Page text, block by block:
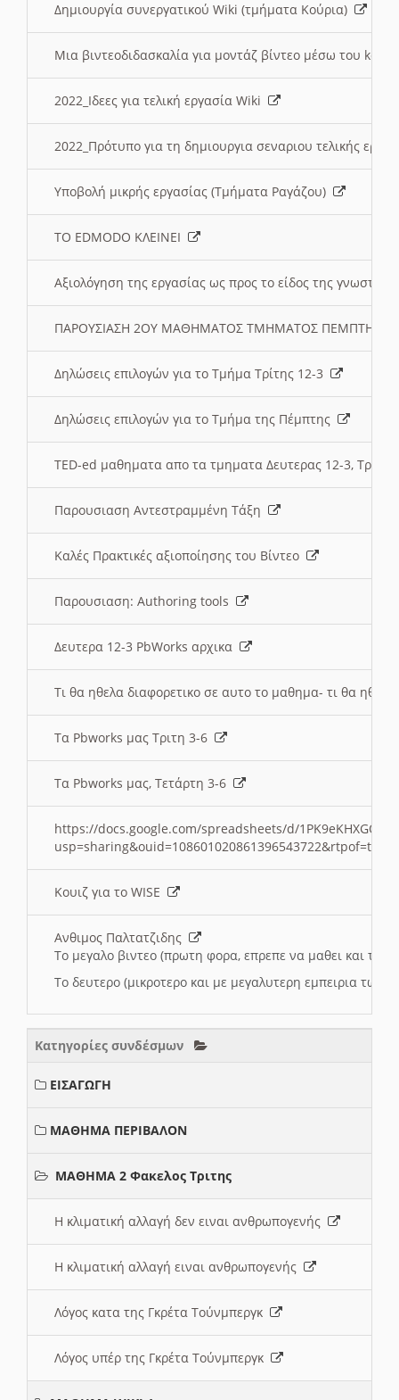
Δημιουργία συνεργατικού Wiki (τμήματα Κούρια)
Μια βιντεοδιδασκαλία για μοντάζ βίντεο μέσω του
2022_Ιδεες για τελική εργασία Wiki
2022_Πρότυπο για τη δημιουργια σεναριου τελικής
Υποβολή μικρής εργασίας (Τμήματα Ραγάζου)
ΤΟ EDMODO ΚΛΕΙΝΕΙ
Αξιολόγηση της εργασίας ως προς το είδος της
ΠΑΡΟΥΣΙΑΣΗ 2ΟΥ ΜΑΘΗΜΑΤΟΣ ΤΜΗΜΑΤΟΣ
Δηλώσεις επιλογών για το Τμήμα Τρίτης 12-3
Δηλώσεις επιλογών για το Τμήμα της Πέμπτης
TED-ed μαθηματα απο τα τμηματα Δευτερας 12-3,
Παρουσιαση Αντεστραμμένη Τάξη
Καλές Πρακτικές αξιοποίησης του Βίντεο
Παρουσιαση: Authoring tools
Δευτερα 12-3 PbWorks αρχικα
Τι θα ηθελα διαφορετικο σε αυτο το μαθημα- τι θα
Τα Pbworks μας Τριτη 3-6
Τα Pbworks μας, Τετάρτη 3-6
https://docs.google.com/spreadsheets/d/
Κουιζ για το WISE
Ανθιμος Παλτατζιδης
Το μεγαλο βιντεο (πρωτη φορα, επρεπε να μαθει και το
Το δευτερο (μικροτερο και με μεγαλυτερη εμπειρια
Κατηγορίες συνδέσμων
ΕΙΣΑΓΩΓΗ
ΜΑΘΗΜΑ ΠΕΡΙΒΑΛΟΝ
ΜΑΘΗΜΑ 2 Φακελος Τριτης
Η κλιματική αλλαγή δεν ειναι ανθρωπογενής
Η κλιματική αλλαγή ειναι ανθρωπογενής
Λόγος κατα της Γκρέτα Τούνμπεργκ
Λόγος υπέρ της Γκρέτα Τούνμπεργκ